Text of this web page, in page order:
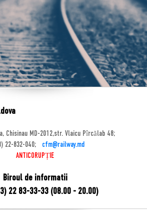
Chisinau MD-2012,str. Vlaicu Pîrcălab 48;
22-832-040;
cfm@railway.md
ANTICORUPȚIE
Biroul de informatii
22 83-33-33 (08.00 - 20.00)